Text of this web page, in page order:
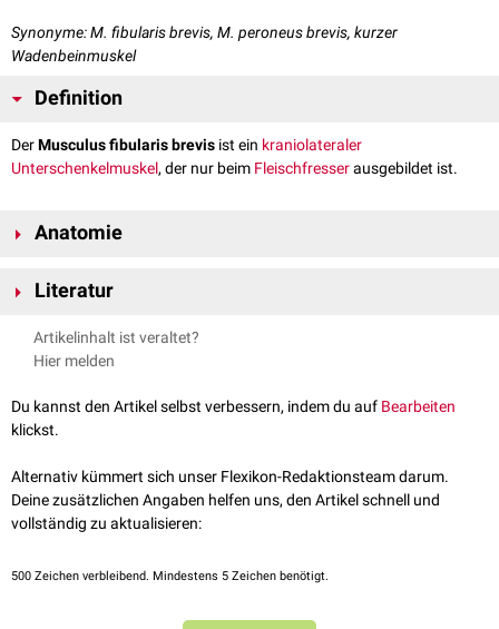
Synonyme: M. fibularis brevis, M. peroneus brevis, kurzer
Wadenbeinmuskel
Definition
DerMusculus fibularis brevis ist ein kraniolateraler
Unterschenkelmuskel, der nur beim Fleischfresserausgebildet ist.
Anatomie
Musculus fibularis longus
Verlauf
Der Muskel entspringt an der
Funktion
Sprunggelenk.
Innervation
gewährleistet.
Literatur
Messner, Patrick, Renkin, Maria. Anatomie des aktiven & passiven
Bewegungsapparates der Haussäugetiere. Band III (Myologie).
Artikelinhalt ist veraltet?
Hier melden
Du kannst den Artikel selbst verbessern, indem du auf Bearbeiten
klickst.
Alternativ kümmert sich unser Flexikon-Redaktionsteam darum.
Deine zusätzlichen Angaben helfen uns, den Artikel schnell und
vollständig zu aktualisieren:
500 Zeichen verbleibend. Mindestens 5 Zeichen benötigt.